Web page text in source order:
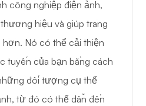
công nghiệp điện ảnh,
hiệu và giúp trang
Nó có thể cải thiện
tuyến của bạn bằng cách
đối tượng cụ thể
từ đó có thể dẫn đến